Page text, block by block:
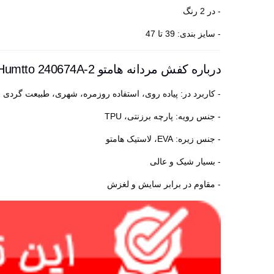
- در 2 رنگ
- سایز بندی: 39 تا 47
درباره کفش مردانه هامتو Humtto 240674A-2
- کاربرد در: پیاده روی، استفاده روزمره، شهری، طبیعت
- جنس رویه: پارچه برزنتی، TPU
- جنس زیره: EVA، لاستیک هامتو
- بسیار شیک و عالی
- مقاوم در برابر سایش و لغزش